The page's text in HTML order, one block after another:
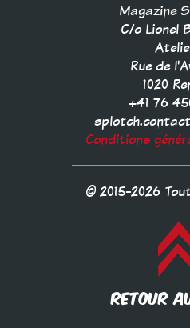
Magazine
C/o Lionel
Rue de
1020
+41 76
Conditions
© 2015-2026
RETOUR